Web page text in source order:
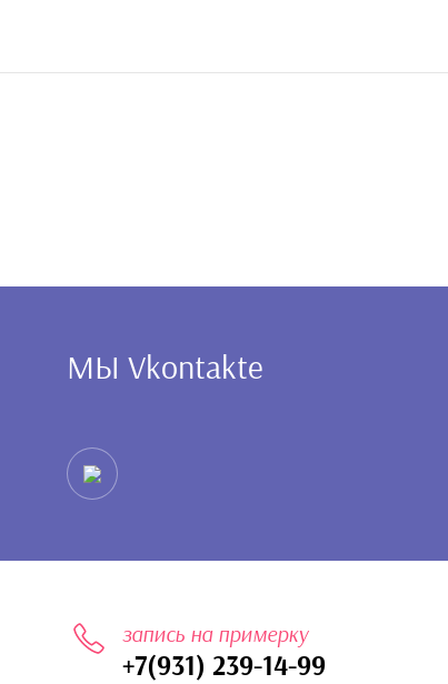
МЫ Vkontakte
запись на примерку
+7(931) 239-14-99